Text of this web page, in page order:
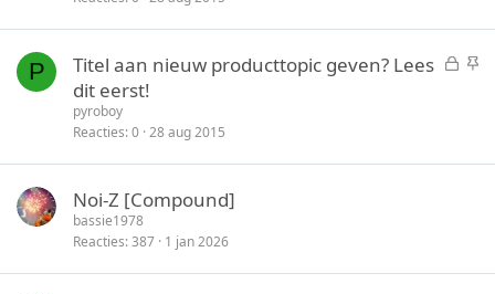
e
P
G S
Titel aan nieuw producttopic geven? Lees
dit eerst!
pyroboy
Reacties 0 28 aug 2015
Noi-Z [Compound]
bassie1978
Reacties 387 1 jan 2026